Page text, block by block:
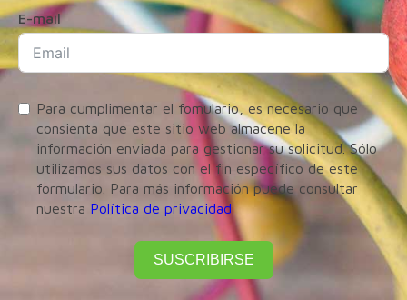
E-mail
Para cumplimentar el fomulario, es necesario que
consienta que este sitio web almacene la
información enviada para gestionar su solicitud. Sólo
utilizamos sus datos con el fin específico de este
formulario. Para más información puede consultar
nuestra Política de privacidad
SUSCRIBIRSE